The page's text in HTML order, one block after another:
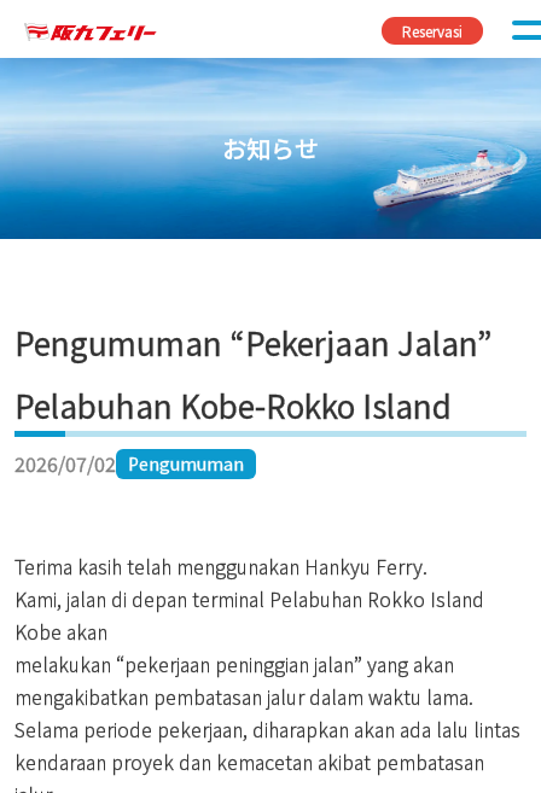
Reservasi
お知らせ
Pengumuman “Pekerjaan Jalan”
Pelabuhan Kobe-Rokko Island
2026/07/02 Pengumuman
Terima kasih telah menggunakan Hankyu Ferry.
Kami, jalan di depan terminal Pelabuhan Rokko Island
Kobe akan
melakukan “pekerjaan peninggian jalan” yang akan
mengakibatkan pembatasan jalur dalam waktu lama.
Selama periode pekerjaan, diharapkan akan ada lalu lintas
kendaraan proyek dan kemacetan akibat pembatasan